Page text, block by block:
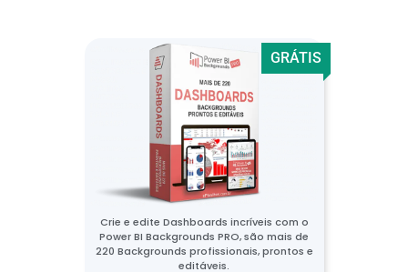
GRÁTIS
Crie e edite Dashboards incríveis com o
Power BI Backgrounds PRO, são mais de
220 Backgrounds profissionais, prontos e
editáveis.